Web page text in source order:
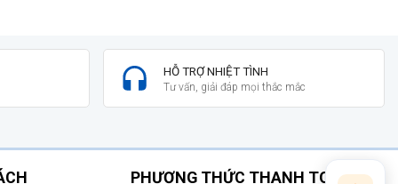
HỖ TRỢ NHIỆT TÌNH
Tư vấn, giải đáp mọi thắc mắc
PHƯƠNG THỨC THANH TOÁN